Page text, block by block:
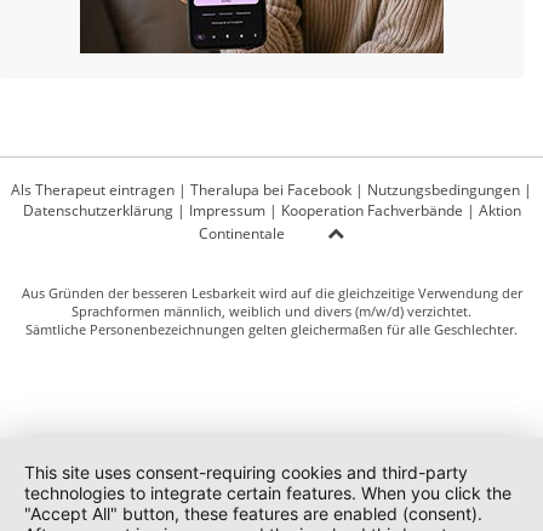
Als Therapeut eintragen | Theralupa bei Facebook | Nutzungsbedingungen |
Datenschutzerklärung| Impressum| Kooperation Fachverbände | Aktion
Continentale
Aus Gründen der besseren Lesbarkeit wird auf die gleichzeitige Verwendung der
Sprachformen männlich, weiblich und divers (m/w/d) verzichtet.
Sämtliche Personenbezeichnungen gelten gleichermaßen für alle Geschlechter.
This site uses consent-requiring cookies and third-party
technologies to integrate certain features. When you click the
"Accept All" button, these features are enabled (consent).